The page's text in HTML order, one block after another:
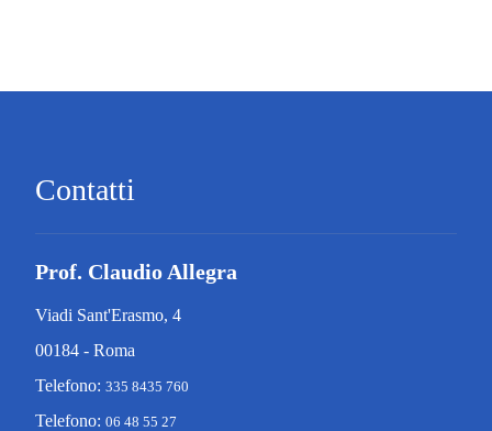
Contatti
Prof. Claudio Allegra
Viadi Sant'Erasmo, 4
00184 - Roma
Telefono:335 8435 760
Telefono:06 48 55 27